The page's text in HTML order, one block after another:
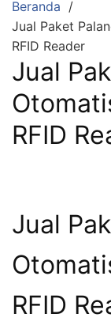
Beranda
Jual Paket
RFID Reader
Jual
RFID
Jual
RFID